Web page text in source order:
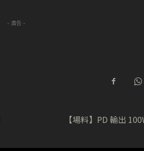
- 廣告 -
【場料】PD 輸出